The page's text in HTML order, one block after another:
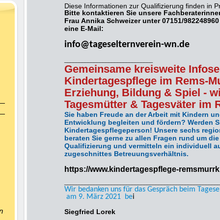
Diese Informationen zur Qualifizierung finden in
Bitte kontaktieren Sie unsere
Frau Annika Schweizer unter 07151/
eine E-Mail:
info@tageselternverein-wn.de
Gemeinsame kreisweite
Kindertagespflege im Rems-
Erziehung, Bildung & Spiel -
Tagesmütter & Tagesväter im
Sie haben Freude an der Arbeit mit Kindern
Entwicklung begleiten und fördern? Werden
Kindertagespflegeperson! Unsere sechs
beraten Sie gerne zu allen Fragen rund um
Qualifizierung und vermitteln ein individuell
zugeschnittes Betreuungsverhältnis.
https://www.kindertagespflege-
Wir bedanken uns für das Gespräch beim
am 9. März 2021 bei
Siegfried Lorek